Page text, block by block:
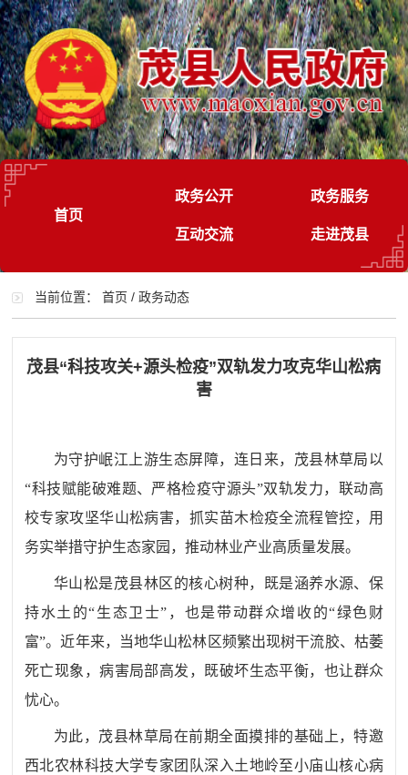
首页
政务公开 政务服务
互动交流 走进茂县
当前位置：首页 /政务动态
茂县“科技攻关+源头检疫”双轨发力攻克华山松病
害
为守护岷江上游生态屏障，连日来，茂县林草局以
“科技赋能破难题、严格检疫守源头”双轨发力，联动高
校专家攻坚华山松病害，抓实苗木检疫全流程管控，用
务实举措守护生态家园，推动林业产业高质量发展。
华山松是茂县林区的核心树种，既是涵养水源、保
持水土的“生态卫士”，也是带动群众增收的“绿色财
富”。近年来，当地华山松林区频繁出现树干流胶、枯萎
死亡现象，病害局部高发，既破坏生态平衡，也让群众
忧心。
为此，茂县林草局在前期全面摸排的基础上，特邀
西北农林科技大学专家团队深入土地岭至小庙山核心病